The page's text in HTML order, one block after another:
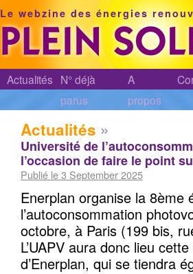
Le webzine des énergies
Actualités N° déjà
parus
A
propos
Actualités »
Université de
l’occasion de faire le point
Publié le 3 September 2025
Enerplan organise la 8ème
l’autoconsommation
octobre, à Paris (199 bis,
L’UAPV aura donc lieu
d’Enerplan, qui se tiendra